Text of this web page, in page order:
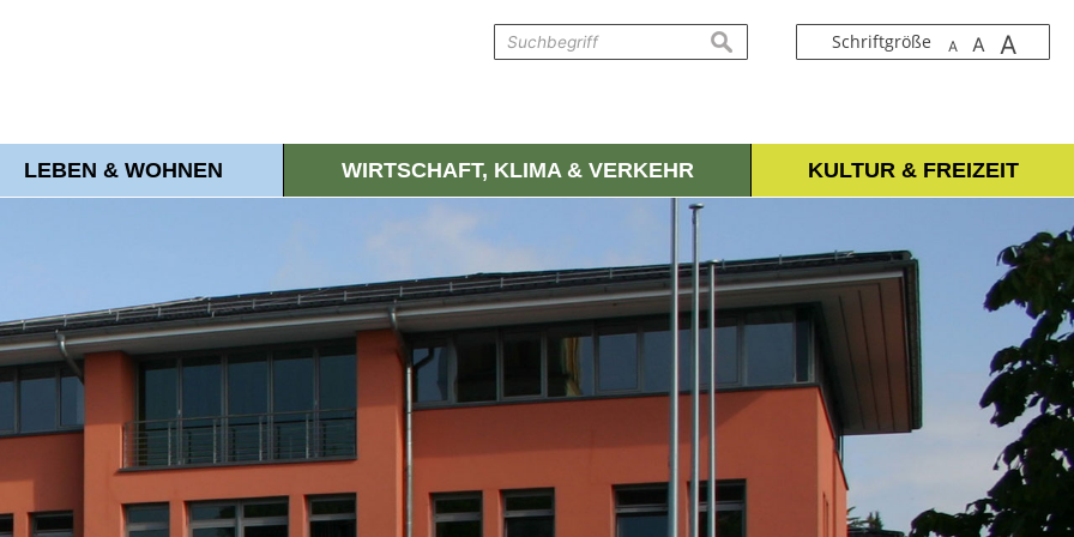
Schriftgröße A A A
suchen
LEBEN & WOHNEN WIRTSCHAFT, KLIMA & VERKEHR KULTUR & FREIZEIT